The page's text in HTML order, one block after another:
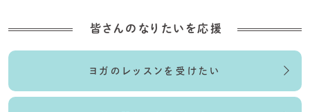
皆さんのなりたいを応援
ヨガのレッスンを受けたい